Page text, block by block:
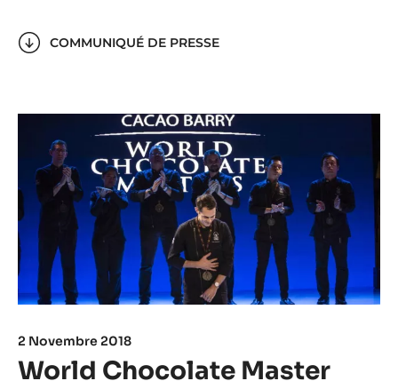
COMMUNIQUÉ DE PRESSE
2 Novembre 2018
World Chocolate Master